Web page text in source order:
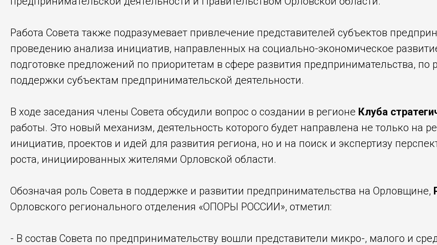
Работа Совета также подразумевает привлечение представителей субъектов
проведению анализа инициатив, направленных на социально-экономическое
подготовке предложений по приоритетам в сфере развития предпринимательства,
поддержки субъектам предпринимательской деятельности.
В ходе заседания члены Совета обсудили вопрос о создании в регионе Клуба
работы. Это новый механизм, деятельность которого будет направлена не только на
инициатив, проектов и идей для развития региона, но и на поиск и экспертизу
роста, инициированных жителями Орловской области.
Обозначая роль Совета в поддержке и развитии предпринимательства на Орловщине,
Орловского регионального отделения «ОПОРЫ РОССИИ», отметил:
- В состав Совета по предпринимательству вошли представители микро-, малого и